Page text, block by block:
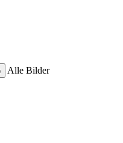
Alle Bilder